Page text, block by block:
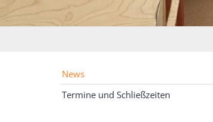
News
Termine und Schließzeiten